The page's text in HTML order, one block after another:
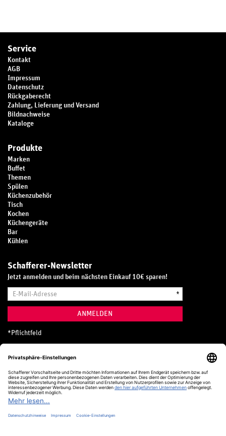
Service
Kontakt
AGB
Impressum
Datenschutz
Rückgaberecht
Zahlung, Lieferung und Versand
Bildnachweise
Kataloge
Produkte
Marken
Buffet
Themen
Spülen
Küchenzubehör
Tisch
Kochen
Küchengeräte
Bar
Kühlen
Schafferer-Newsletter
Jetzt anmelden und beim nächsten Einkauf 10€ sparen!
Mail-
*
ANMELDEN
* Pflichtfeld
Hotline
0800 20 70 300 (D)
Kostenlos aus dem deutschen Festnetz
24 Stunden / 365 Tage im Jahr